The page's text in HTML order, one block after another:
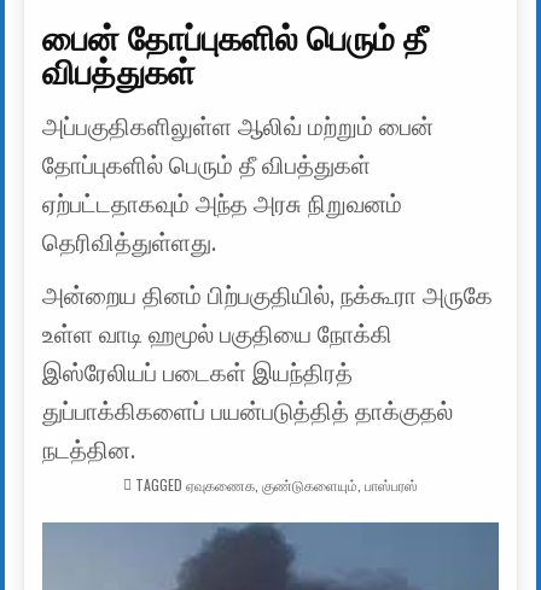
பைன் தோப்புகளில் பெரும் தீ
விபத்துகள்
அப்பகுதிகளிலுள்ள ஆலிவ் மற்றும் பைன்
தோப்புகளில் பெரும் தீ விபத்துகள்
ஏற்பட்டதாகவும் அந்த அரசு நிறுவனம்
தெரிவித்துள்ளது.
அன்றைய தினம் பிற்பகுதியில், நக்கூரா அருகே
உள்ள வாடி ஹமூல் பகுதியை நோக்கி
இஸ்ரேலியப் படைகள் இயந்திரத்
துப்பாக்கிகளைப் பயன்படுத்தித் தாக்குதல்
நடத்தின.
TAGGED ஏவுகணைக குண்டுகளையும் பாஸ்பரஸ்